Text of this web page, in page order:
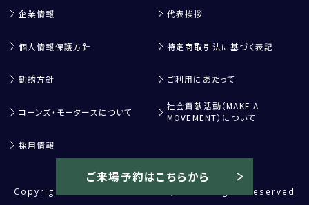
ご来場予約はこちらから
企業情報 代表挨拶
個人情報保護方針 特定商取引法に基づく表記
勧誘方針 ご利用にあたって
コーンズ・モータースについて
社会貢献活動（MAKE A
MOVEMENT）について
採用情報
Copyright © All rights reserved